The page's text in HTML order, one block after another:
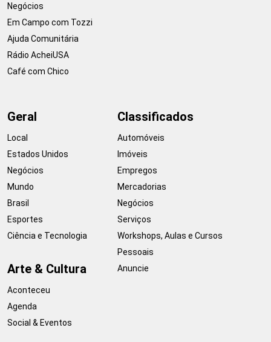
Negócios
Em Campo com Tozzi
Ajuda Comunitária
Rádio AcheiUSA
Café com Chico
Geral
Local
Estados Unidos
Negócios
Mundo
Brasil
Esportes
Ciência e Tecnologia
Arte & Cultura
Aconteceu
Agenda
Social & Eventos
Classificados
Automóveis
Imóveis
Empregos
Mercadorias
Negócios
Serviços
Workshops, Aulas e Cursos
Pessoais
Anuncie